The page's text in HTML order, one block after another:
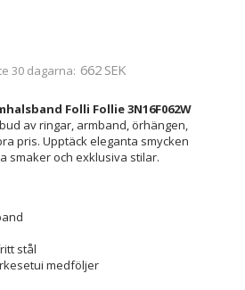
30 dagarna 662 SEK
Folli Follie 3N16F062W
av ringar, armband, örhängen,
pris. Upptäck eleganta smycken
smaker och exklusiva stilar.
stål
medföljer